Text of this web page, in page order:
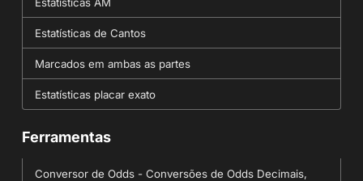
Estatísticas de Cantos
Marcados em ambas as partes
Estatísticas placar exato
Ferramentas
Conversor de Odds - Conversões de Odds Decimais,